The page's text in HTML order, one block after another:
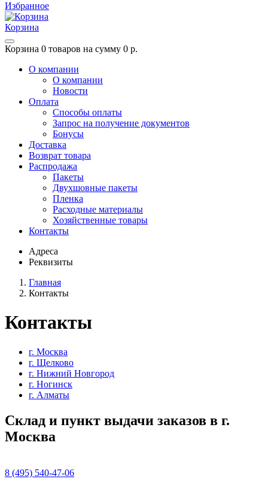
Избранное
Корзина
Корзина 0 товаров на сумму 0 р.
О компании
О компании
Новости
Оплата
Способы оплаты
Запрос на получение документов
Бонусы
Доставка
Возврат товара
Распродажа
Пакеты
Двухшовные пакеты
Пленка
Расходные материалы
Хозяйственные товары
Контакты
Адреса
Реквизиты
Главная
Контакты
Контакты
г. Москва
г. Щелково
г. Нижний Новгород
г. Ногинск
г. Алматы
Склад и пункт выдачи заказов в г.
Москва
8 (495) 540-47-06